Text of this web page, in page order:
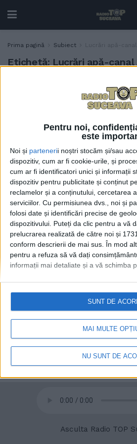
Pentru noi,
este
Noi și partenerii noștri stocăm și/sau
dispozitiv, cum ar fi cookie-urile, și
cum ar fi identificatori unici și informații
dispozitiv pentru publicitate și conținut
reclamelor și a conținutului, cercetarea
serviciilor. Cu permisiunea dvs., noi și
folosi date și identificări precise de
dispozitivului. Puteți da clic pentru a vă
prelucrarea realizată de către noi și
conform descrierii de mai sus. În mod
pentru a refuza să vă dați
informații mai detaliate și a vă schimba
retrageți consimțământul în orice
și făcând clic pe butonul
paginii web.
MAI MULTE
NU SUNT DE
SUNT DE
Prima pagină Subiect Lucrări apă-
Etichetă: Lucrări apă-
Pe 15
rețelele
toate
27 MARTIE,
© 2020 Radio TOP Suceava 104 FM
Asculta Radio TOP